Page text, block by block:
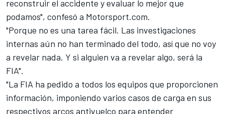
reconstruir el accidente y evaluar lo mejor que
podamos", confesó a Motorsport.com.
"Porque no es una tarea fácil. Las investigaciones
internas aún no han terminado del todo, así que no voy
a revelar nada. Y si alguien va a revelar algo, será la
FIA".
"La FIA ha pedido a todos los equipos que proporcionen
información, imponiendo varios casos de carga en sus
respectivos arcos antivuelco para entender